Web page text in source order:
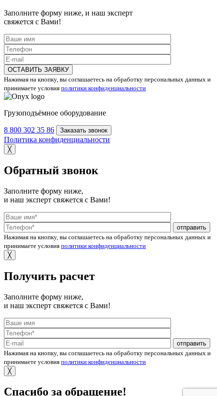
Заполните форму ниже, и наш эксперт
свяжется с Вами!
ОСТАВИТЬ ЗАЯВКУ
Нажимая на кнопку, вы соглашаетесь на обработку персональных данных и
принимаете условия политики конфиденциальности
Грузоподъёмное оборудование
8 800 302 35 86 Заказать звонок
Политика конфиденциальности
╳
Обратный звонок
Заполните форму ниже,
и наш эксперт свяжется с Вами!
отправить
Нажимая на кнопку, вы соглашаетесь на обработку персональных данных и
принимаете условия политики конфиденциальности
╳
Получить расчет
Заполните форму ниже,
и наш эксперт свяжется с Вами!
отправить
Нажимая на кнопку, вы соглашаетесь на обработку персональных данных и
принимаете условия политики конфиденциальности
╳
Спасибо за обращение!